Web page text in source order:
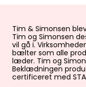
Tim & Simonsen
Tim og Simonsen
vil gå i.
bælter som alle
læder. Tim og
Beklædningen
certificeret med